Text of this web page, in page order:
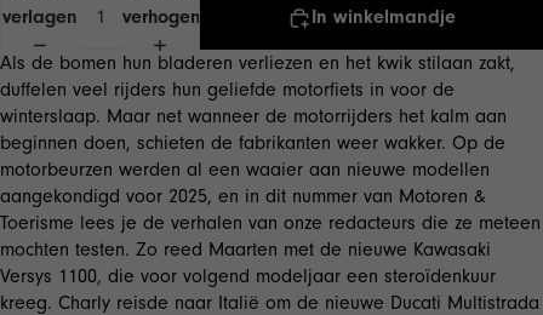
verlagen
verhogen
In winkelmandje
Als de bomen hun bladeren verliezen en het kwik stilaan zakt,
duffelen veel rijders hun geliefde motorfiets in voor de
winterslaap. Maar net wanneer de motorrijders het kalm aan
beginnen doen, schieten de fabrikanten weer wakker. Op de
motorbeurzen werden al een waaier aan nieuwe modellen
aangekondigd voor 2025, en in dit nummer van Motoren &
Toerisme lees je de verhalen van onze redacteurs die ze meteen
mochten testen. Zo reed Maarten met de nieuwe Kawasaki
Versys 1100, die voor volgend modeljaar een steroïdenkuur
kreeg. Charly reisde naar Italië om de nieuwe Ducati Multistrada